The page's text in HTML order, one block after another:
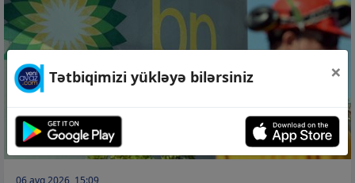
06 avq 2026, 15:09
Tətbiqimizi yükləyə bilərsiniz ×